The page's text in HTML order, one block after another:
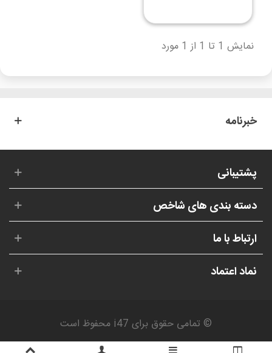
نمایش 1 تا 1 از 1 مورد
خبرنامه
پشتیبانی
دسته بندی های شاخص
ارتباط با ما
نماد اعتماد
© تمامی حقوق برای i47 محفوظ است